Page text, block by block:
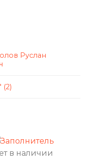
Руслан
(2)
в наличии